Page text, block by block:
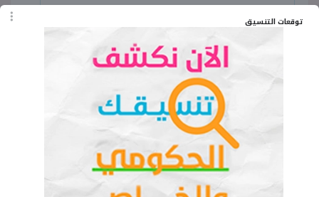
توقعات التنسيق
ومنذ صدوره حتى اختفاءه أخذ الشلن أشكالا متعددة،
ففي البداية كان يُصنع من الفضة، وكانت قيمته
تساوي قيمة الشلن الإنجليزي. ومع انخفاض قيمتها بدأ
تصنيعها من معادن أخرى مثل النحاس أو الحديد
والألومونيوم، وبعد ارتفاع أسعار هذه المعادن، ظهر
أول شلن ورقي عام 1918.